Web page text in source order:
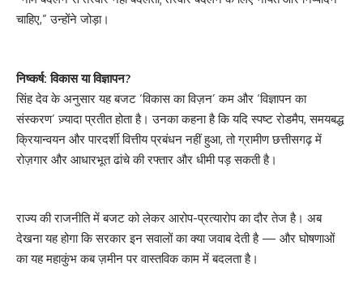
चाहिए,” उन्होंने जोड़ा।
निष्कर्ष: विकास या विज्ञापन?
सिंह देव के अनुसार यह बजट ‘विकास का विज़न’ कम और ‘विज्ञापन का
संस्करण’ ज़्यादा प्रतीत होता है। उनका कहना है कि यदि स्पष्ट रोडमैप, समयबद्ध
क्रियान्वयन और पारदर्शी वित्तीय प्रबंधन नहीं हुआ, तो ग्रामीण छत्तीसगढ़ में
रोज़गार और आधारभूत ढांचे की रफ्तार और धीमी पड़ सकती है।
राज्य की राजनीति में बजट को लेकर आरोप-प्रत्यारोप का दौर तेज है। अब
देखना यह होगा कि सरकार इन सवालों का क्या जवाब देती है — और घोषणाओं
का यह महाकुंभ कब ज़मीन पर वास्तविक काम में बदलता है।